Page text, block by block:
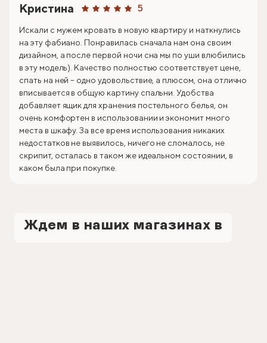
Кристина 5
Искали с мужем кровать в новую квартиру и наткнулись
на эту фабиано. Понравилась сначала нам она своим
дизайном, а после первой ночи сна мы по уши влюбились
в эту модель). Качество полностью соответствует цене,
спать на ней – одно удовольствие, а плюсом, она отлично
вписывается в общую картину спальни. Удобства
добавляет ящик для хранения постельного белья, он
очень комфортен в использовании и экономит много
места в шкафу. За все время использования никаких
недостатков не выявилось, ничего не сломалось, не
скрипит, осталась в таком же идеальном состоянии, в
каком была при покупке.
Ждем в наших магазинах в